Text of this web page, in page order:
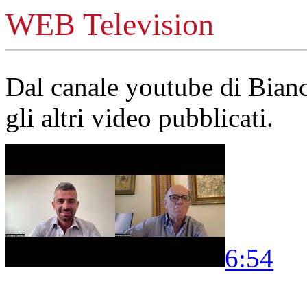
WEB Television
Dal canale youtube di
gli altri video pubblicati.
6:54